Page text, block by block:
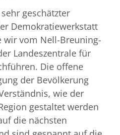
geschätzter
Demokratiewerkstatt
wir vom Nell-Breuning-
Landeszentrale für
Die offene
der Bevölkerung
wie der
gestaltet werden
die nächsten